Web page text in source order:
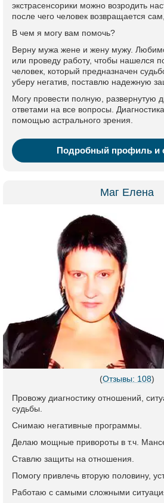
экстрасенсорики можно возродить
после чего человек возвращается
В чем я могу вам помочь?
Верну мужа жене и жену мужу.
или проведу работу, чтобы нашелся
человек, который предназначен
уберу негатив, поставлю надежную
Могу провести полную, развернутую
ответами на все вопросы.
помощью астрального зрения.
Подробный профиль и
Маг Елена
(Отзывы: 108)
Провожу диагностику отношений,
судьбы.
Снимаю негативные программы.
Делаю мощные привороты в т.ч.
Ставлю защиты на отношения.
Помогу привлечь вторую половину,
Работаю с самыми сложными